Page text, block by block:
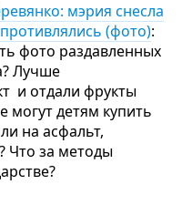
мэрия снесла
(фото):
фото раздавленных
Лучше
и отдали фрукты
могут детям купить
на асфальт,
Что за методы